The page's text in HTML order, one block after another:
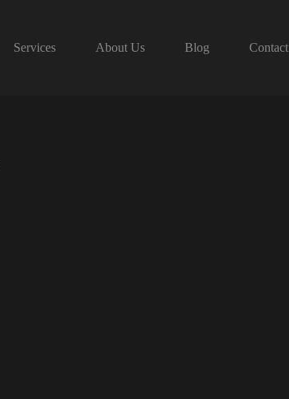
Services About Us Blog Contact